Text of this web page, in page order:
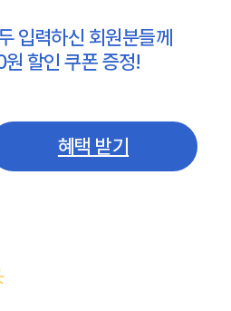
입력하신 회원분들께
할인 쿠폰 증정!
혜택 받기